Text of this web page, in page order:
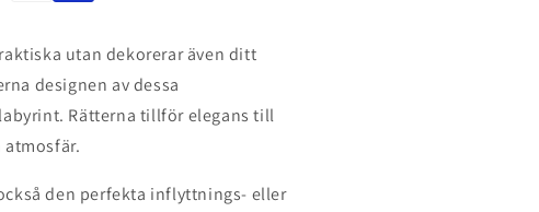
utan dekorerar även ditt
designen av dessa
Rätterna tillför elegans till
den perfekta inflyttnings- eller